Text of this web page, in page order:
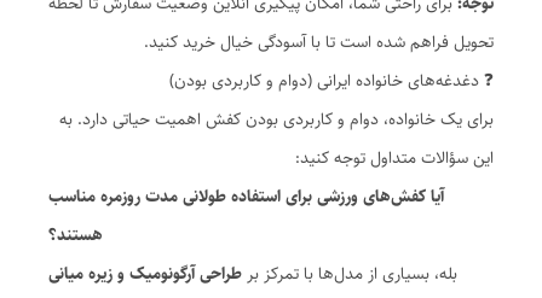
تحویل فراهم شده است تا با آسودگی خیال خرید کنید.
❓ دغدغه‌های خانواده ایرانی (دوام و کاربردی بودن)
برای یک خانواده، دوام و کاربردی بودن کفش اهمیت حیاتی دارد. به
این سؤالات متداول توجه کنید:
آیا کفش‌های ورزشی برای استفاده طولانی مدت روزمره مناسب
هستند؟
بله، بسیاری از مدل‌ها با تمرکز بر طراحی آرگونومیک و زیره میانی